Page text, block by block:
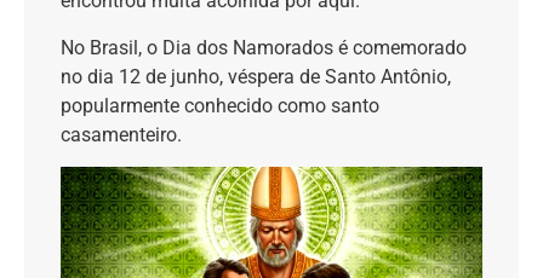
No Brasil, o Dia dos Namorados é comemorado
no dia 12 de junho, véspera de Santo Antônio,
popularmente conhecido como santo
casamenteiro.